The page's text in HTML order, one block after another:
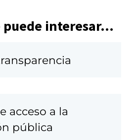
puede interesar...
acceso a la
pública